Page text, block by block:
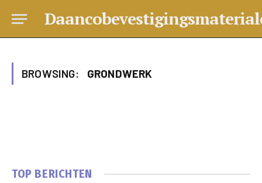
BROWSING: GRONDWERK
TOP BERICHTEN